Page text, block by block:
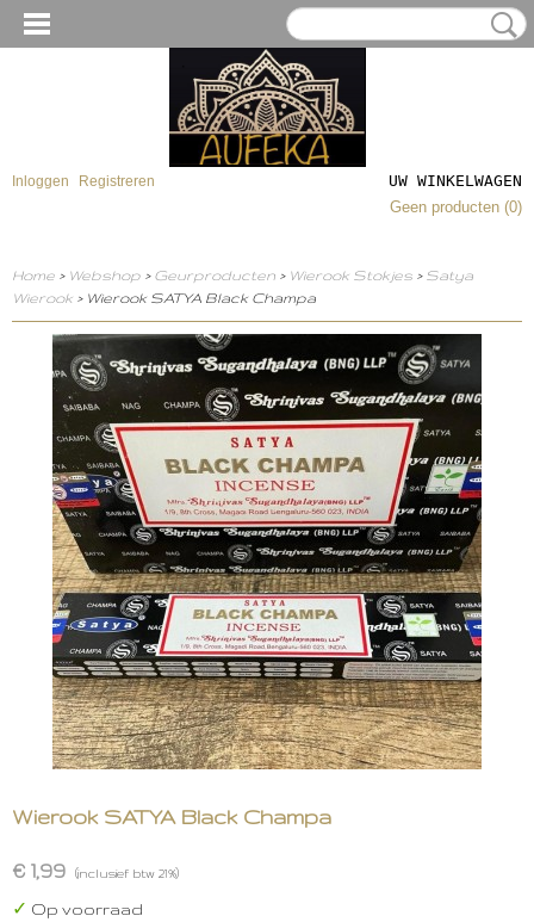
Inloggen Registreren
UW WINKELWAGEN
Geen producten (0)
Home > Webshop > Geurproducten > Wierook Stokjes > Satya
Wierook > Wierook SATYA Black Champa
Wierook SATYA Black Champa
€ 1,99 (inclusief btw 21%)
✓ Op voorraad